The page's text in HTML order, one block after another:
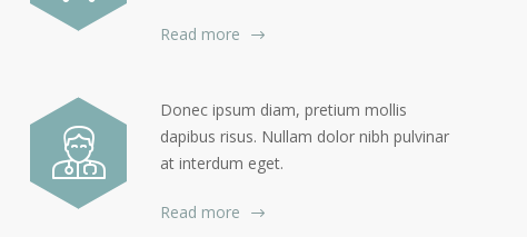
Read more
Donec ipsum diam, pretium mollis
dapibus risus. Nullam dolor nibh pulvinar
at interdum eget.
Read more